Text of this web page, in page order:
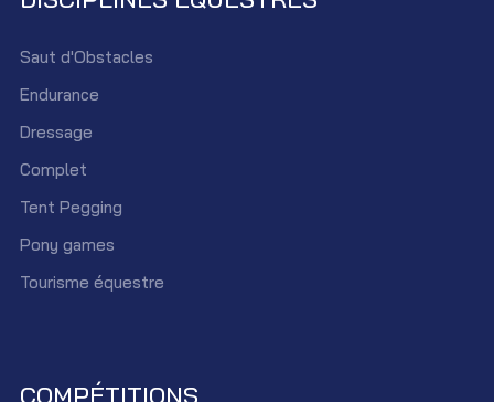
Saut d'Obstacles
Endurance
Dressage
Complet
Tent Pegging
Pony games
Tourisme équestre